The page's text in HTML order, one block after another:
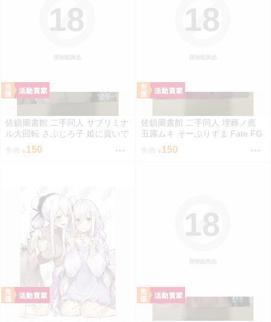
限制級商品
18
佐鎮圖書館 二手同人 サブリミナ
ル大回転 さぶじろ子 姫に貢いで
搾られたい! Fate FGO
售價 150
限制級商品
18
佐鎮圖書館 二手同人 埋葬ノ底
丑露ムキ そーぷりずま Fate FG
售價 150
限制級商品
18